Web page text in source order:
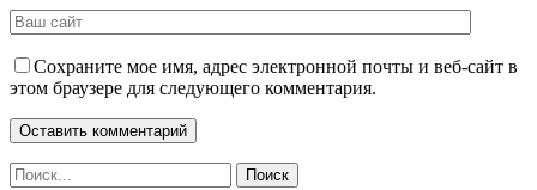
Сохраните мое имя, адрес электронной почты и веб-сайт в
этом браузере для следующего комментария.